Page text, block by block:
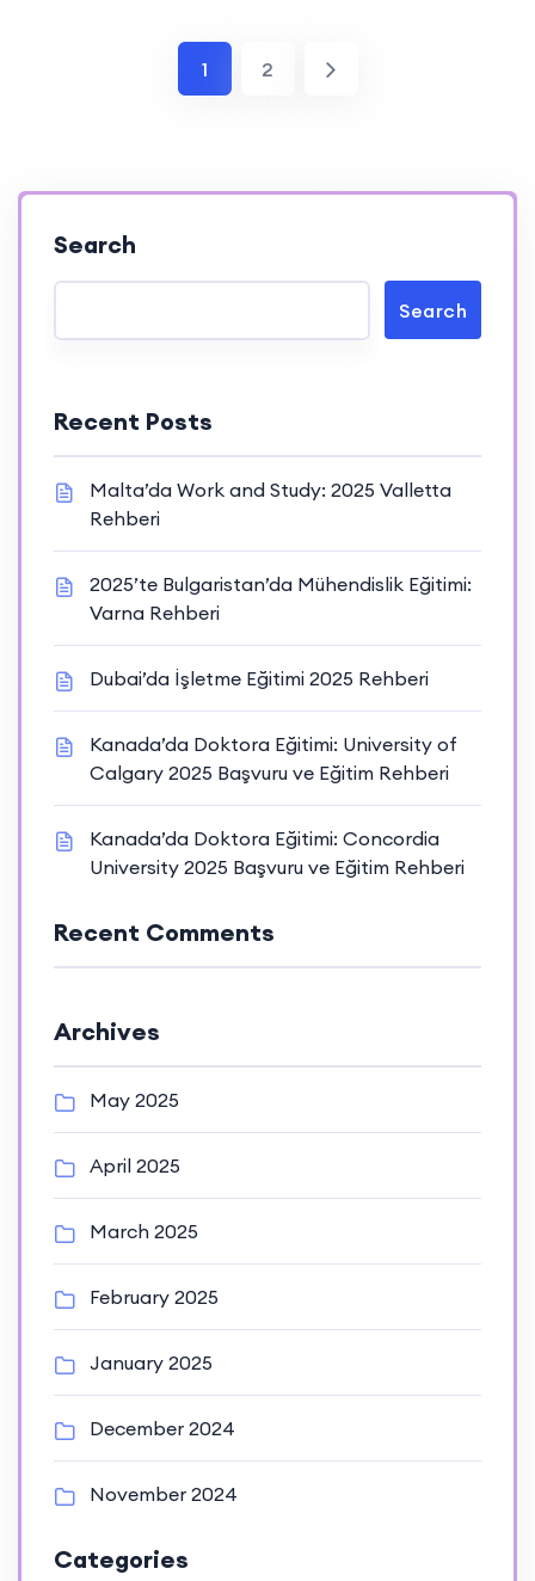
1 2
Search
Search
Recent Posts
Malta’da Work and Study: 2025 Valletta
Rehberi
2025’te Bulgaristan’da Mühendislik Eğitimi:
Varna Rehberi
Dubai’da İşletme Eğitimi 2025 Rehberi
Kanada’da Doktora Eğitimi: University of
Calgary 2025 Başvuru ve Eğitim Rehberi
Kanada’da Doktora Eğitimi: Concordia
University 2025 Başvuru ve Eğitim Rehberi
Recent Comments
Archives
May 2025
April 2025
March 2025
February 2025
January 2025
December 2024
November 2024
Categories